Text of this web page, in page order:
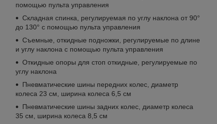
помощью пульта управления
Складная спинка, регулируемая по углу наклона от 90°
до 130° с помощью пульта управления
Съемные, откидные подножки, регулируемые по длине
и углу наклона с помощью пульта управления
Откидные опоры для стоп откидные, регулируемые по
углу наклона
Пневматические шины передних колес, диаметр
колеса 23 см, ширина колеса 6,5 см
Пневматические шины задних колес, диаметр колеса
35 см, ширина колеса 8,5 см